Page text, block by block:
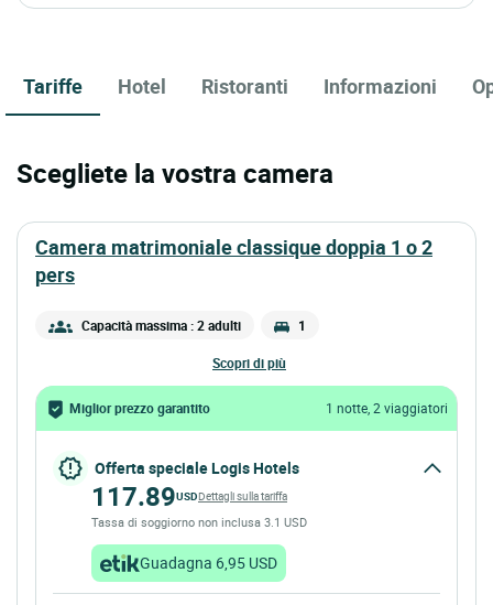
Tariffe Hotel Ristoranti Informazioni
Scegliete la vostra camera
camera matrimoniale classique doppia 1 o 2
pers
Capacità massima : 2 adulti 1
scopri di più
Miglior prezzo garantito 1 notte, 2 viaggiatori
Offerta speciale Logis Hotels
117.89USDDettagli sulla tariffa
Tassa di soggiorno non inclusa 3.1 USD
Guadagna 6,95 USD